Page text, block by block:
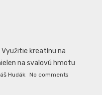
Využitie kreatínu na
na svalovú hmotu
Hudák No comments